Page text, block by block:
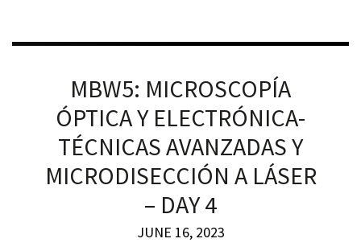
MBW5: MICROSCOPÍA
ÓPTICA Y ELECTRÓNICA-
TÉCNICAS AVANZADAS Y
MICRODISECCIÓN A LÁSER
– DAY 4
JUNE 16, 2023